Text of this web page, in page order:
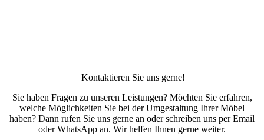
Kontaktieren Sie uns gerne!
Sie haben Fragen zu unseren Leistungen? Möchten Sie erfahren,
welche Möglichkeiten Sie bei der Umgestaltung Ihrer Möbel
haben? Dann rufen Sie uns gerne an oder schreiben uns per Email
oder WhatsApp an. Wir helfen Ihnen gerne weiter.